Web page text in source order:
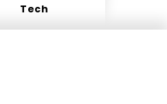
Tech